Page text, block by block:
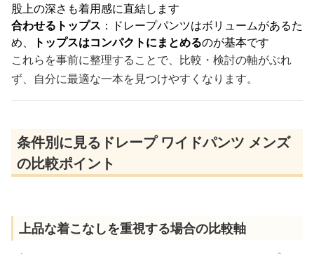
股上の深さも着用感に直結します
合わせるトップス ：ドレープパンツはボリュームがあるた
め、
トップスはコンパクトにまとめるのが基本です
これらを事前に整理することで、比較・検討の軸がぶれ
ず、自分に最適な一本を見つけやすくなります。
条件別に見るドレープ ワイドパンツ メンズ
の比較ポイント
上品な着こなしを重視する場合の比較軸